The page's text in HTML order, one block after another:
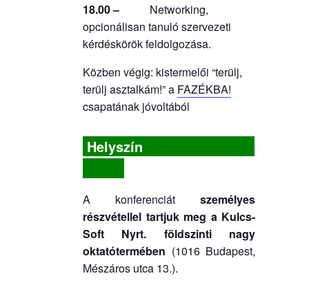
18.00 – Networking,
opcionálisan tanuló szervezeti
kérdéskörök feldolgozása.
Közben végig: kistermelői “terülj,
terülj asztalkám!” a FAZÉKBA!
csapatának jóvoltából
Helyszín
A konferenciát személyes
részvétellel tartjuk meg a Kulcs-
Soft Nyrt. földszinti nagy
oktatótermében (1016 Budapest,
Mészáros utca 13.).